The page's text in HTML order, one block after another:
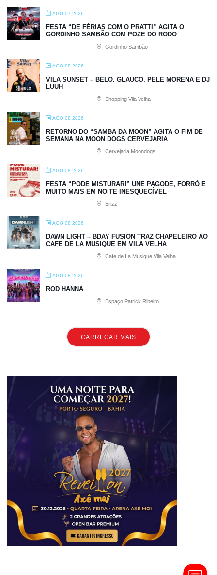
AGO 07 2026
FESTA “DE FÉRIAS COM O PRATTI” AGITA O
GORDINHO SAMBÃO COM POZE DO RODO
Gordinho Sambão
AGO 08 2026
VILA SUNSET – BELO, GLAUCO, PELE MORENA E DJ
LUUH
Shopping Vila Velha
AGO 08 2026
RETORNO DO “SAMBA DA MOON” AGITA O FIM DE
SEMANA NA MOON DOGS CERVEJARIA
Cervejaria Moondogs
AGO 08 2026
FESTA “PODE MISTURAR!” UNE PAGODE, FORRÓ E
MUITO MAIS EM NOITE INESQUECÍVEL
Brizz
AGO 08 2026
DAWN LIGHT – BDAY FUSION TRAZ CHAPELEIRO AO
CAFE DE LA MUSIQUE EM VILA VELHA
Cafe de La Musique Vila Velha
AGO 08 2026
ROD HANNA
Espaço Patrick Ribeiro
CARREGAR MAIS